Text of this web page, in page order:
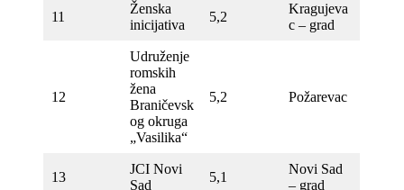
11
Ženska
inicijativa
5,2
Kragujeva
c – grad
12
Udruženje
romskih
žena
Braničevsk
og okruga
„Vasilika“
5,2 Požarevac
13
JCI Novi
Sad
5,1
Novi Sad
– grad